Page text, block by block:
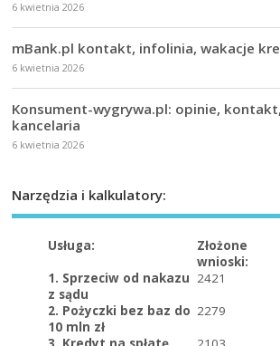
6 kwietnia 2026
mBank.pl kontakt, infolinia, wakacje
6 kwietnia 2026
Konsument-wygrywa.pl: opinie,
kancelaria
6 kwietnia 2026
Narzędzia i kalkulatory:
Usługa:
Złożone
wnioski:
1. Sprzeciw od nakazu
z sądu
2421
2. Pożyczki bez baz do
10 mln zł
2279